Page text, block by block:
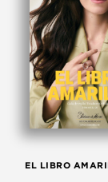
EL LIBRO